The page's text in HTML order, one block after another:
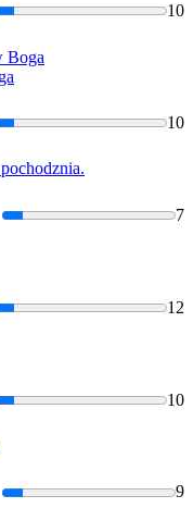
10
Boga
10
7
12
10
9